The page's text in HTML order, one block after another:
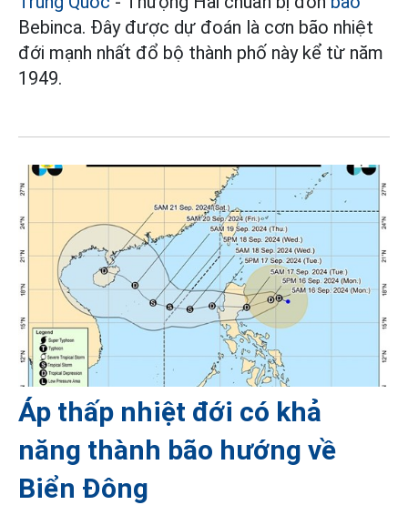
Bebinca. Đây được dự đoán là cơn bão nhiệt
đới mạnh nhất đổ bộ thành phố này kể từ năm
1949.
Áp thấp nhiệt đới có khả
năng thành bão hướng về
Biển Đông